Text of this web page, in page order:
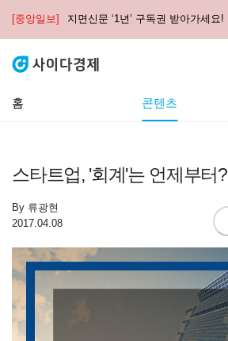
[중앙일보] 지면신문 ‘1년’ 구독권 받아가세요!
홈 콘텐츠
스타트업, '회계'는 언제부터?
By 류광현
2017.04.08